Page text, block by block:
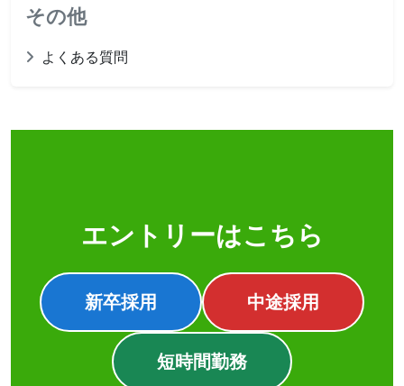
その他
よくある質問
エントリーはこちら
新卒採用 中途採用
短時間勤務